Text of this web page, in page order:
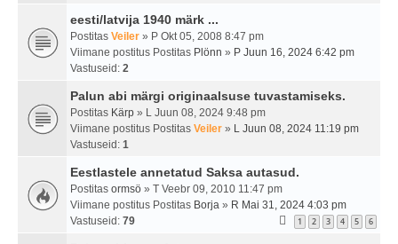
eesti/latvija 1940 märk ...
Postitas Veiler » P Okt 05, 2008 8:47 pm
Viimane postitus Postitas Plönn » P Juun 16, 2024 6:42 pm
Vastuseid: 2
Palun abi märgi originaalsuse tuvastamiseks.
Postitas Kärp » L Juun 08, 2024 9:48 pm
Viimane postitus Postitas Veiler » L Juun 08, 2024 11:19 pm
Vastuseid: 1
Eestlastele annetatud Saksa autasud.
Postitas ormsö » T Veebr 09, 2010 11:47 pm
Viimane postitus Postitas Borja » R Mai 31, 2024 4:03 pm
Vastuseid: 79 1 2 3 4 5 6